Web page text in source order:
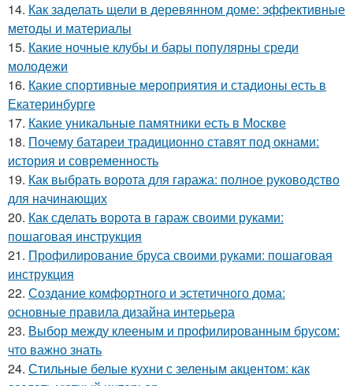
14. Как заделать щели в деревянном доме: эффективные
методы и материалы
15. Какие ночные клубы и бары популярны среди
молодежи
16. Какие спортивные мероприятия и стадионы есть в
Екатеринбурге
17. Какие уникальные памятники есть в Москве
18. Почему батареи традиционно ставят под окнами:
история и современность
19. Как выбрать ворота для гаража: полное руководство
для начинающих
20. Как сделать ворота в гараж своими руками:
пошаговая инструкция
21. Профилирование бруса своими руками: пошаговая
инструкция
22. Создание комфортного и эстетичного дома:
основные правила дизайна интерьера
23. Выбор между клееным и профилированным брусом:
что важно знать
24. Стильные белые кухни с зеленым акцентом: как